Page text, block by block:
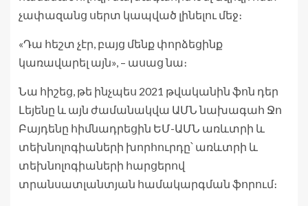
չափազանց սերտ կապված լինելու մեջ։
«Դա հեշտ չէր, բայց մենք փորձեցինք
կառավարել այն», – ասաց նա։
Նա հիշեց, թե ինչպես 2021 թվականին ֆոն դեր
Լեյենը և այն ժամանակվա ԱՄՆ նախագահ Ջո
Բայդենը հիմնադրեցին ԵՄ-ԱՄՆ առևտրի և
տեխնոլոգիաների խորհուրդը՝ առևտրի և
տեխնոլոգիաների հարցերով
տրանսատլանտյան համակարգման ֆորում։